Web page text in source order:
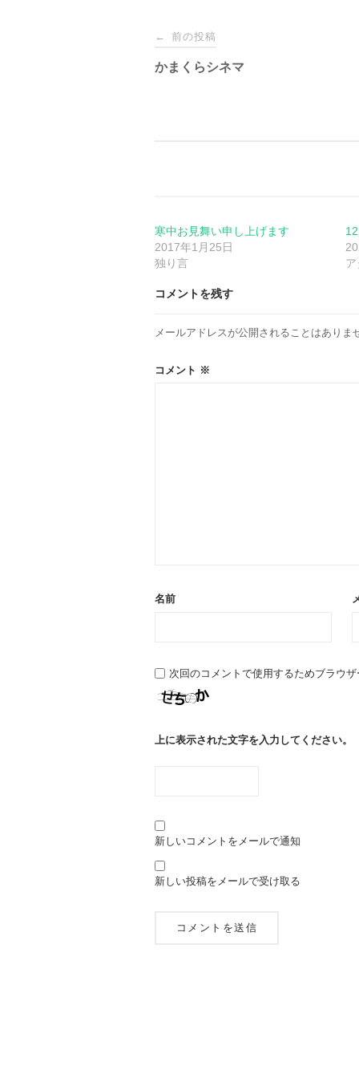
投
稿
ー
シ
ョ
ン
← 前の投稿
かまくらシネマ
寒中お見舞い申し上げます
2017年1月25日
独り言
コメントを残す
メールアドレスが公開されることはありま
コメント ※
名前
次回のコメントで使用するためブラウ
上に表示された文字を入力してください。
新しいコメントをメールで通知
新しい投稿をメールで受け取る